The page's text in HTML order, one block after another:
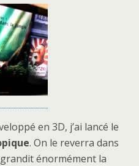
en 3D, j’ai lancé le
. On le reverra dans
énormément la